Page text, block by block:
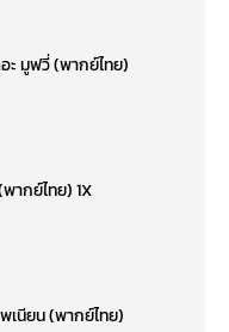
ะ มูฟวี่ (พากย์ไทย)
ากย์ไทย) 1X
นียน (พากย์ไทย)